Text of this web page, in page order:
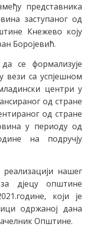
представника
заступаног од
Кнежево коју
Боројевић.
се формализује
вези са успјешном
центри у
од стране
од стране
у периоду од
на подручју
нашег
дјецу општине
који је
одржаној дана
Општине.